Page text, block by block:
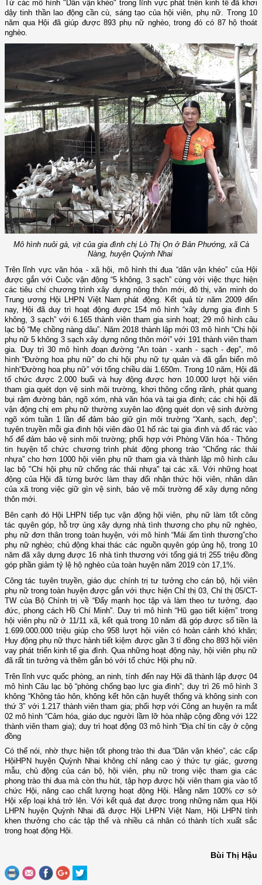
Từ các mô hình "Dân vận khéo" trong lĩnh vực phát triển kinh tế đã khơi
dậy tinh thần lao động cần cù, sáng tạo của hội viên, phụ nữ. Trong 10
năm qua Hội đã giúp được 893 phụ nữ nghèo, trong đó có 87 hộ thoát
nghèo.
Mô hình nuôi gà, vịt của gia đình chị Lò Thị Ọn ởBản Phướng, xã Cà
Nàng, huyện Quỳnh Nhai
Trên lĩnh vực văn hóa - xã hội, mô hình thi đua “dân vận khéo” của Hội
được gắn với Cuộc vận động “5 không, 3 sạch” cùng với việc thực hiện
các tiêu chí chương trình xây dựng nông thôn mới, đô thị ,văn minhdo
Trung ương Hội LHPN Việt Nam phát động.
Kết quả từ năm 2009 đến
nay, Hội đã duy trì hoạt động được 154 mô hình “xây dựng gia đình 5
không, 3 sạch” với 6.165 thành viên tham gia sinh hoạt; 29 mô hình câu
lạc bộ “Mẹ chồng nàng dâu”.
Năm 2018 thành lập mới 03 mô hình “Chi hội
phụ nữ 5 không 3 sạch xây dựng nông thôn mới”với 191 thành viên tham
gia
Duy trì 30 mô hình đoạn đường “An toàn - xanh - sạch - đẹp”, mô
hình “Đường hoa phụ nữ” do chi hội phụ nữ tự quảnvà đã gắn biển mô
hình“Đường hoa phụ nữ” với tổng chiều dài 1.650m Trong 10 năm, Hội đã
tổ chứcđược 2.000 buổi và huy động được hơn 10. 000 lượt hội viên
tham giaquét dọn vệ sinhmôi trường , khơi thông cống rãnh, phát quang
bụi rậm đường bản, ngõ xóm, nhà văn hóa và tại gia đình;các chi hội đã
vận động chị em phụ nữ thường xuyên lao động quét dọn vệ sinh đường
ngõ xóm tuần 1 lần để đảm bảo giữ gìn môi trường “Xanh, sạch, đẹp”;
tuyên truyền mỗi gia đình hội viên đào 01 hố rác tại gia đình và đổ rác vào
hố để đảm bảo vệ sinh môi trường; phối hợp với Phòng Văn hóa - Thông
tin huyện tổ chức chương trình phát động phong trào “Chống rác thải
nhựa” cho hơn 1000 hội viên phụ nữ tham gia và thành lập mô hình câu
lạc bộ "Chi hội phụ nữ chống rác thải nhựa" tại các xã. Với những hoạt
động của Hội đã từng bước làm thay đổi nhận thức hội viên, nhân dân
của xã trong việc giữ gìn vệ sinh, bảo vệ môi trường để xây dựng nông
thôn mới.
Bên cạnh đó Hội LHPN tiếp tục vận động hội viên, phụ nữ làm tốt công
tác quyên góp, hỗ trợ ủng xây dựng nhà tình thương cho phụ nữ nghèo,
phụ nữ đơn thântrong toàn huyện , với mô hình “Mái ấm tình thương”cho
phụ nữ nghèo; chủ động khai thác các nguồn quyên góp ủng hộ, trong 10
năm đã xây dựng được 16 nhà tình thương với tổng giá trị 255 triệu đồng
góp phần giảm tỷ lệ hộ nghèo của toàn huyện năm 2019 còn 17,1%.
Công tác tuyên truyền, giáo dục chính trị tư tưởng cho cán bộ, hội viên
phụ nữ trong toàn huyện được gắnvới thực hiện Chỉ thị 03, Chỉ thị 05/CT-
TW của Bộ Chính trị về “Đẩy mạnh học tập và làm theo tư tưởng, đạo
đức, phong cách Hồ Chí Minh”. Duy trì mô hình “Hũ gạo tiết kiệm” trong
hội viên phụ nữ ở 11/11 xã, kết quả trong 10 năm đã góp được số tiền là
1.699.000.000 triệu giúp cho 958 lượt hội viên có hoàn cảnh khó khăn;
Huy động phụ nữ thực hành tiết kiệm được gần 3 tỉ đồng cho 893 hội viên
vay phát triển kinh tế gia đình. Qua những hoạt động này, hội viên phụ nữ
đã rất tin tưởng và thêm gắn bó với tổ chức Hội phụ nữ.
Trên lĩnh vực quốc phòng, an ninh, tính đến nay Hội đã thành lập được 04
mô hình Câu lạc bộ “phòng chống bạo lực gia đình”; duy trì 26 mô hình 3
không “Không tảo hôn, không kết hôn cận huyết thống và không sinh con
thứ 3” với 1.217 thành viên tham gia;phối hợp với Công an huyện ra mắt
02 mô hình “Cảm hóa, giáo dục người lầm lỡ hòa nhập cộng đồng với 122
thành viên tham gia); duy trì hoạt động 03 mô hình “Địa chỉ tin cậy ở cộng
đồng
Có thể nói, nhờ thực hiện tốt phong trào thi đua “Dân vận khéo”, các cấp
HộiHPN huyện Quỳnh Nhai không chỉ nâng cao ý thức tự giác, gương
mẫu, chủ động của cán bộ, hội viên, phụ nữ trong việc tham gia các
phong trào thi đua mà còn thu hút, tập hợp được hội viên tham gia vào tổ
chức Hội, nâng cao chất lượng hoạt động Hội. Hằng năm 100% cơ sở
Hội xếp loại khá trở lên. Với kết quả đạt được trong những năm qua Hội
LHPN huyện Quỳnh Nhai đã được Hội LHPN Việt Nam, Hội LHPN tỉnh
khen thưởng cho các tập thể và nhiều cá nhân có thành tích xuất sắc
trong hoạt động Hội.
Bùi Thị Hậu